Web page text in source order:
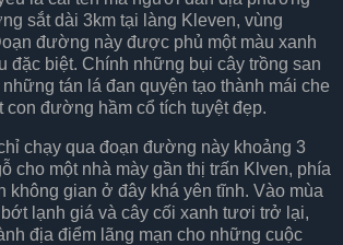
sắt dài 3km tại làng Kleven, vùng
đường này được phủ một màu xanh
đặc biệt. Chính những bụi cây trồng san
tán lá đan quyện tạo thành mái che
con đường hầm cổ tích tuyệt đẹp.
chạy qua đoạn đường này khoảng 3
cho một nhà mày gần thị trấn Klven, phía
không gian ở đây khá yên tĩnh. Vào mùa
lạnh giá và cây cối xanh tươi trở lại,
địa điểm lãng mạn cho những cuộc